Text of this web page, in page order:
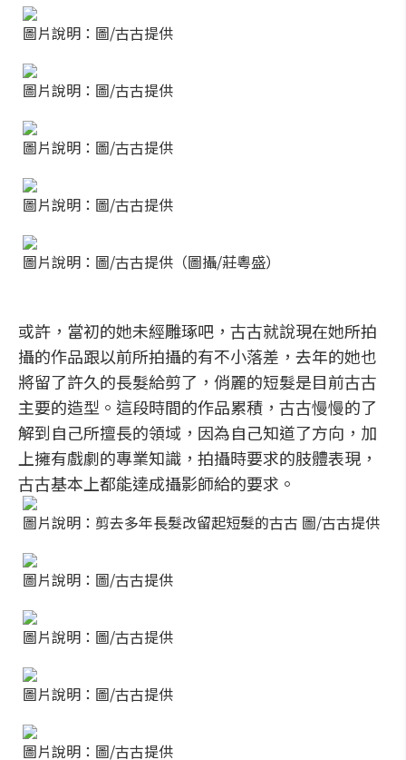
圖片說明：圖/古古提供
圖片說明：圖/古古提供
圖片說明：圖/古古提供
圖片說明：圖/古古提供
圖片說明：圖/古古提供（圖攝/莊粵盛）
或許，當初的她未經雕琢吧，古古就說現在她所拍
攝的作品跟以前所拍攝的有不小落差，去年的她也
將留了許久的長髮給剪了，俏麗的短髮是目前古古
主要的造型。這段時間的作品累積，古古慢慢的了
解到自己所擅長的領域，因為自己知道了方向，加
上擁有戲劇的專業知識，拍攝時要求的肢體表現，
古古基本上都能達成攝影師給的要求。
圖片說明：剪去多年長髮改留起短髮的古古 圖/古古提供
圖片說明：圖/古古提供
圖片說明：圖/古古提供
圖片說明：圖/古古提供
圖片說明：圖/古古提供